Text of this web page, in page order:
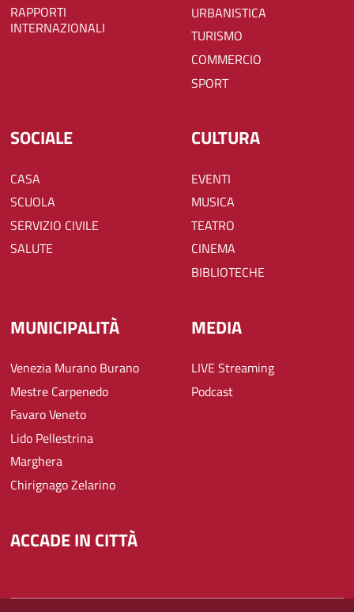
RAPPORTI
INTERNAZIONALI
URBANISTICA
TURISMO
COMMERCIO
SPORT
SOCIALE
CASA
SCUOLA
SERVIZIO CIVILE
SALUTE
CULTURA
EVENTI
MUSICA
TEATRO
CINEMA
BIBLIOTECHE
MUNICIPALITÀ
Venezia Murano Burano
Mestre Carpenedo
Favaro Veneto
Lido Pellestrina
Marghera
Chirignago Zelarino
MEDIA
LIVE Streaming
Podcast
ACCADE IN CITTÀ